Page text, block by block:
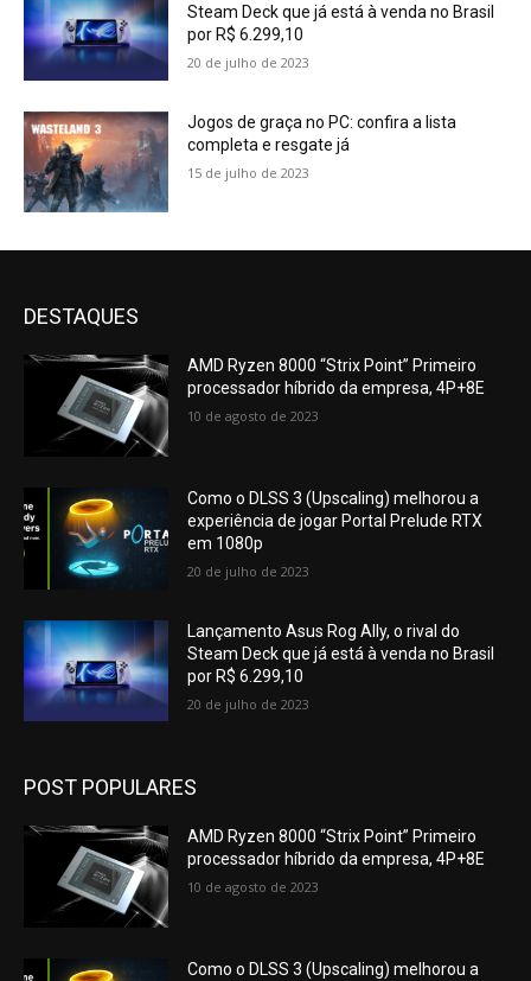
Steam Deck que já está à venda no Brasil
por R$ 6.299,10
20 de julho de 2023
Jogos de graça no PC: confira a lista
completa e resgate já
15 de julho de 2023
DESTAQUES
AMD Ryzen 8000 “Strix Point” Primeiro
processador híbrido da empresa, 4P+8E
10 de agosto de 2023
Como o DLSS 3 (Upscaling) melhorou a
experiência de jogar Portal Prelude RTX
em 1080p
20 de julho de 2023
Lançamento Asus Rog Ally, o rival do
Steam Deck que já está à venda no Brasil
por R$ 6.299,10
20 de julho de 2023
POST POPULARES
AMD Ryzen 8000 “Strix Point” Primeiro
processador híbrido da empresa, 4P+8E
10 de agosto de 2023
Como o DLSS 3 (Upscaling) melhorou a